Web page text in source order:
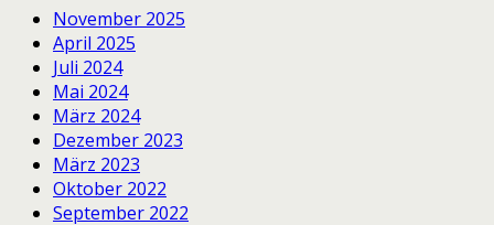
November 2025
April 2025
Juli 2024
Mai 2024
März 2024
Dezember 2023
März 2023
Oktober 2022
September 2022